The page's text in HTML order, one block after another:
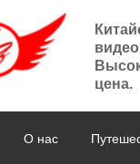
цена.
О нас